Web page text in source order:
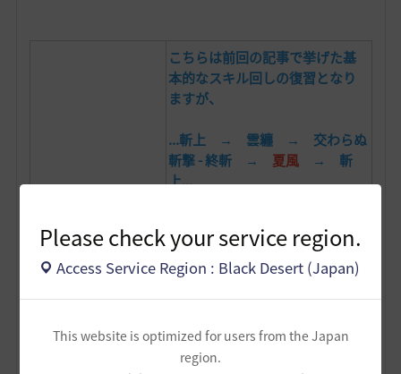
Please check your service region.
Access Service Region : Black Desert (Japan)
This website is optimized for users from the Japan
region.
こちらは前回の記事で挙げた基
本的なスキル回しの復習となり
ますが、
...斬上 → 雲纏 → 交わらぬ
斬撃 - 終斬 → 夏風 → 斬
上...
火力を出す場合はこのスキル回
しが
とても安定しており、大技の
夏風
の部分を太極＋四季に変更して
ぬ斬撃 - 終斬 → 夏風】
【斬上 → 雲纏 → 交わら